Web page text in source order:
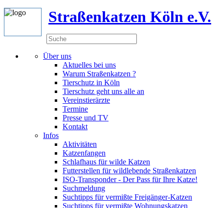
Straßenkatzen Köln e.V.
Über uns
Aktuelles bei uns
Warum Straßenkatzen ?
Tierschutz in Köln
Tierschutz geht uns alle an
Vereinstierärzte
Termine
Presse und TV
Kontakt
Infos
Aktivitäten
Katzenfangen
Schlafhaus für wilde Katzen
Futterstellen für wildlebende Straßenkatzen
ISO-Transponder - Der Pass für Ihre Katze!
Suchmeldung
Suchtipps für vermißte Freigänger-Katzen
Suchtipps für vermißte Wohnungskatzen